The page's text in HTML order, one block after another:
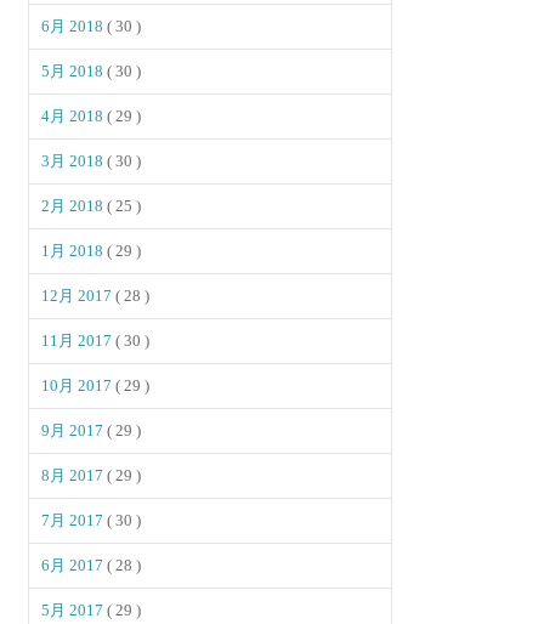
6月 2018( 30 )
5月 2018( 30 )
4月 2018( 29 )
3月 2018( 30 )
2月 2018( 25 )
1月 2018( 29 )
12月 2017( 28 )
11月 2017( 30 )
10月 2017( 29 )
9月 2017( 29 )
8月 2017( 29 )
7月 2017( 30 )
6月 2017( 28 )
5月 2017( 29 )